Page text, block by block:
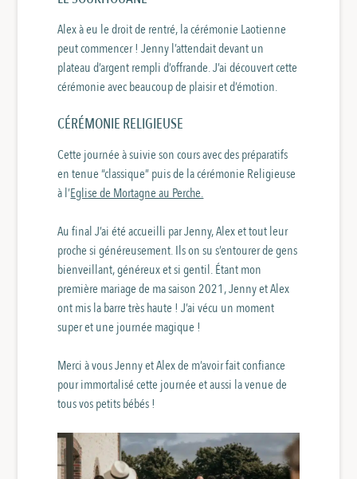
Alex à eu le droit de rentré, la cérémonie Laotienne
peut commencer ! Jenny l’attendait devant un
plateau d’argent rempli d’offrande. J’ai découvert cette
cérémonie avec beaucoup de plaisir et d’émotion.
CÉRÉMONIE RELIGIEUSE
Cette journée à suivie son cours avec des préparatifs
en tenue “classique” puis de la cérémonie Religieuse
à l’Eglise de Mortagne au Perche.
Au final J’ai été accueilli par Jenny, Alex et tout leur
proche si généreusement. Ils on su s’entourer de gens
bienveillant, généreux et si gentil. Étant mon
première mariage de ma saison 2021, Jenny et Alex
ont mis la barre très haute ! J’ai vécu un moment
super et une journée magique !
Merci à vous Jenny et Alex de m’avoir fait confiance
pour immortalisé cette journée et aussi la venue de
tous vos petits bébés !